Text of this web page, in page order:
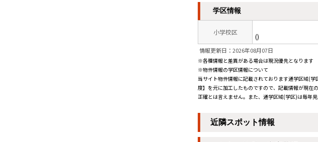
学区情報
小学校区
()
情報更新日：2026年08月07日
※各種情報と差異がある場合は現況優先となります
※物件情報の学区情報について
当サイト物件情報に記載されております通学区域(
度】を元に加工したものですので、記載情報が現在
正確とは言えません。また、通学区域(学区)は毎年
近隣スポット情報